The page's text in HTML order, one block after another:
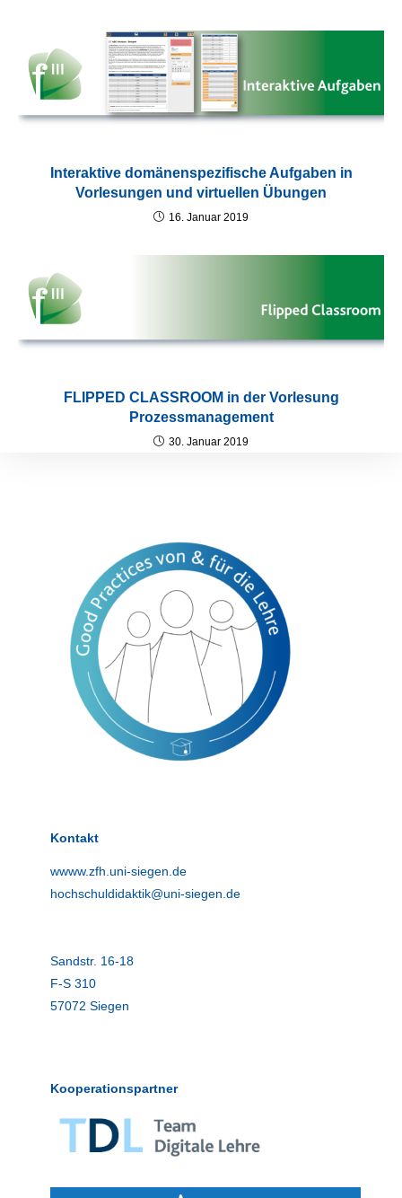
Interaktive domänenspezifische Aufgaben in
Vorlesungen und virtuellen Übungen
16. Januar 2019
FLIPPED CLASSROOM in der Vorlesung
Prozessmanagement
30. Januar 2019
Kontakt
wwww.zfh.uni-siegen.de
hochschuldidaktik@uni-siegen.de
Sandstr. 16-18
F-S 310
57072 Siegen
Kooperationspartner